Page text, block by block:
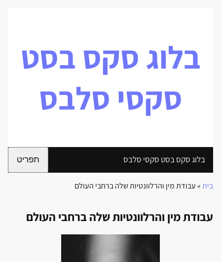
בלוג סקס בסט
סקסי סלבס
בלוג סקס בסט סקסי סלבס תפריט
בית»עבודת מין והרלוונטיות שלה ברחבי העולם
עבודת מין והרלוונטיות שלה ברחבי העולם